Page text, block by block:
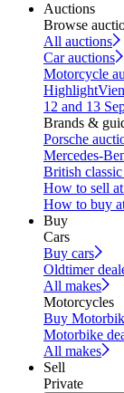
Auctions
Browse
All auctions
Car auctions
Motorcycle
Highlight
12 and 13
Brands &
Porsche
Mercedes-
British
How to sell
How to buy
Buy
Cars
Buy cars
Oldtimer
All makes
Motorcycles
Buy
Motorbike
All makes
Sell
Private